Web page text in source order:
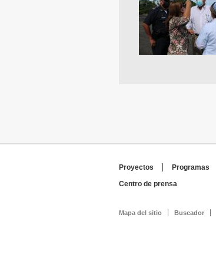
Proyectos Programas
Centro de prensa
Mapa del sitio Buscador